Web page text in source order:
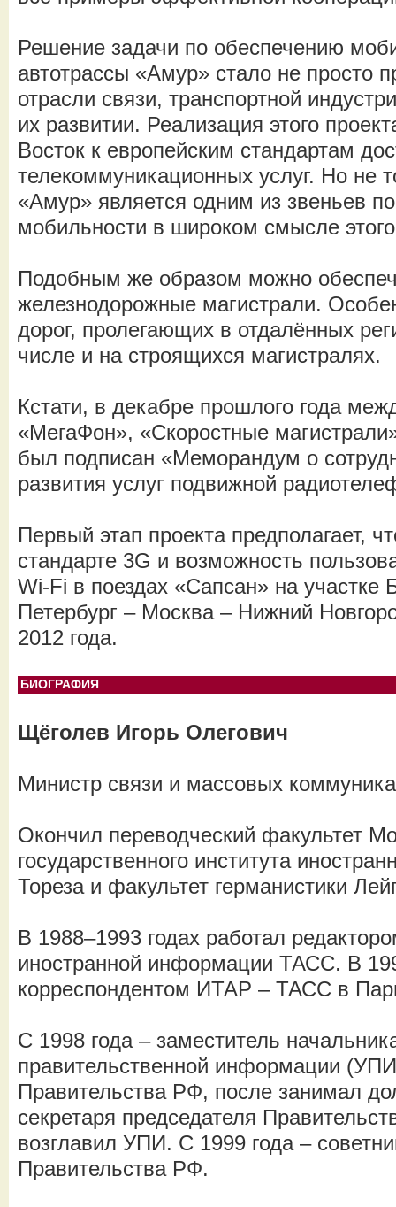
Решение задачи по обеспечению
автотрассы «Амур» стало не просто
отрасли связи, транспортной
их развитии. Реализация этого
Восток к европейским стандартам
телекоммуникационных услуг. Но не
«Амур» является одним из звеньев
мобильности в широком смысле
Подобным же образом можно
железнодорожные магистрали.
дорог, пролегающих в отдалённых
числе и на строящихся магистралях.
Кстати, в декабре прошлого года
«МегаФон», «Скоростные
был подписан «Меморандум о
развития услуг подвижной
Первый этап проекта предполагает,
стандарте 3G и возможность
Wi-Fi в поездах «Сапсан» на участке
Петербург – Москва – Нижний
2012 года.
БИОГРАФИЯ
Щёголев Игорь Олегович
Министр связи и массовых
Окончил переводческий факультет
государственного института
Тореза и факультет германистики
В 1988–1993 годах работал
иностранной информации ТАСС. В
корреспондентом ИТАР – ТАСС в
С 1998 года – заместитель
правительственной информации
Правительства РФ, после занимал
секретаря председателя
возглавил УПИ. С 1999 года –
Правительства РФ.